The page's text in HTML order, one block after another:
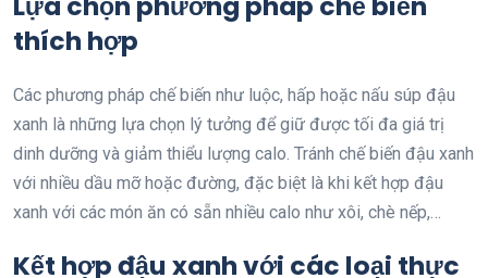
thích hợp
Các phương pháp chế biến như luộc, hấp hoặc nấu súp đậu
xanh là những lựa chọn lý tưởng để giữ được tối đa giá trị
dinh dưỡng và giảm thiểu lượng calo. Tránh chế biến đậu xanh
với nhiều dầu mỡ hoặc đường, đặc biệt là khi kết hợp đậu
xanh với các món ăn có sẵn nhiều calo như xôi, chè nếp,…
Kết hợp đậu xanh với các loại thực